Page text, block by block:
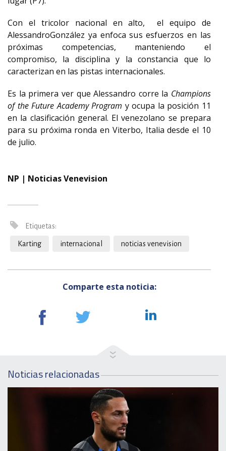
Con el tricolor nacional en alto, el equipo de
AlessandroGonzález ya enfoca sus esfuerzos en las
próximas competencias, manteniendo el
compromiso, la disciplina y la constancia que lo
caracterizan en las pistas internacionales.
Es la primera ver que Alessandro corre la Champions
of the Future Academy Program y ocupa la posición 11
en la clasificación general. El venezolano se prepara
para su próxima ronda en Viterbo, Italia desde el 10
de julio.
NP | Noticias Venevision
Etiquetas:
Karting internacional noticias venevision
Comparte esta noticia:
Noticias relacionadas